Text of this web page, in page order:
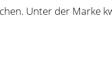
Unter der Marke